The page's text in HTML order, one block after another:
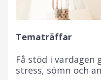
Tematräffar
Få stöd i
stress, sömn och